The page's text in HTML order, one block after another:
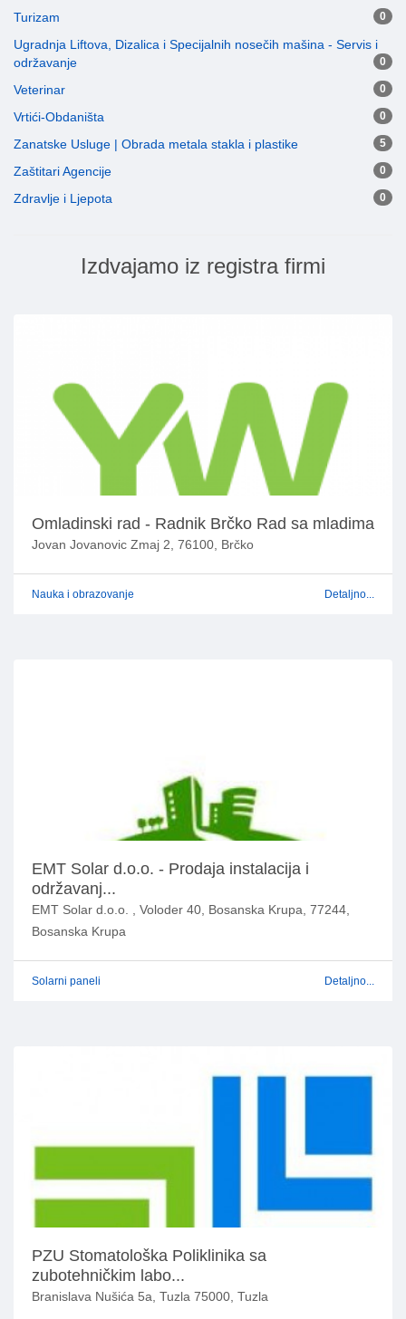
Turizam 0
Ugradnja Liftova, Dizalica i Specijalnih nosečih mašina - Servis i
održavanje
0
Veterinar 0
Vrtići-Obdaništa 0
Zanatske Usluge | Obrada metala stakla i plastike 5
Zaštitari Agencije 0
Zdravlje i Ljepota 0
Izdvajamo iz registra firmi
Omladinski rad - Radnik Brčko Rad sa mladima
Jovan Jovanovic Zmaj 2, 76100, Brčko
Nauka i obrazovanje Detaljno...
EMT Solar d.o.o. - Prodaja instalacija i
održavanj...
EMT Solar d.o.o. , Voloder 40, Bosanska Krupa, 77244,
Bosanska Krupa
Solarni paneli Detaljno...
PZU Stomatološka Poliklinika sa
zubotehničkim labo...
Branislava Nušića 5a, Tuzla 75000, Tuzla